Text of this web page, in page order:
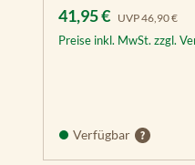
Verkaufspreis:
41,95 € UVP Regulärer
46,90 €
Preise inkl. MwSt. zzgl.
Verfügbar